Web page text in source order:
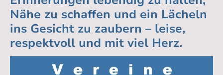
Nähe zu schaffen und ein Lächeln
ins Gesicht zu zaubern – leise,
respektvoll und mit viel Herz.